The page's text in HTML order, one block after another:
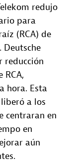
redujo
para
(RCA) de
Deutsche
reducción
RCA,
hora. Esta
a los
centraran en
en
aún